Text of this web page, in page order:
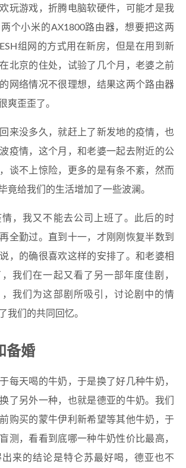
玩游戏，折腾电脑软硬件，可能才是我
个小米的AX1800路由器，想要把这两
组网的方式用在新房，但是在用到新
北京的住处，试验了几个月，老婆之前
网络情况不很理想，结果这两个路由器
爽歪歪了。
来没多久，就赶上了新发地的疫情，也
疫情，这个月，和老婆一起去附近的公
谈不上惊险，更多的是有条不紊，然而
竟给我们的生活增加了一些波澜。
，我又不能去公司上班了。此后的时
全勤过。直到十一，才刚刚恢复半数到
，的确很喜欢这样的安排了。和老婆相
我们在一起又看了另一部年度佳剧，
，我们为这部剧所吸引，讨论剧中的情
我们的共同回忆。
备婚
每天喝的牛奶，于是换了好几种牛奶，
了另外一种，也就是德亚的牛奶。我们
购买的蒙牛伊利新希望等其他牛奶，于
测，看看到底哪一种牛奶性价比最高，
来的结论是特仑苏最好喝，德亚也不